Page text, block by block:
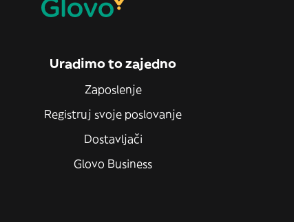
Uradimo to zajedno
Zaposlenje
Registruj svoje poslovanje
Dostavljači
Glovo Business